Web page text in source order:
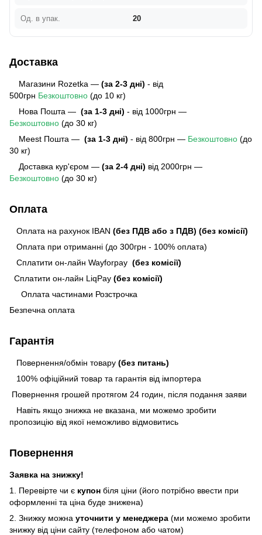
Од. в упак. 20
Доставка
Магазини Rozetka — (за 2-3 дні) - від
500грн Безкоштовно (до 10 кг)
Нова Пошта — (за 1-3 дні) - від 1000грн —
Безкоштовно (до 30 кг)
Meest Пошта — (за 1-3 дні) - від 800грн — Безкоштовно (до
30 кг)
Доставка кур'єром — (за 2-4 дні) від 2000грн —
Безкоштовно (до 30 кг)
Оплата
Оплата на рахунок IBAN (без ПДВ або з ПДВ) (без комісії)
Оплата при отриманні (до 300грн - 100% оплата)
Сплатити он-лайн Wayforpay (без комісії)
Сплатити он-лайн LiqPay (без комісії)
Оплата частинами Розстрочка
Безпечна оплата
Гарантія
Повернення/обмін товару (без питань)
100% офіційний товар та гарантія від імпортера
Повернення грошей протягом 24 годин, після подання заяви
Навіть якщо знижка не вказана, ми можемо зробити
пропозицію від якої неможливо відмовитись
Повернення
Заявка на знижку!
1. Перевірте чи є купон біля ціни (його потрібно ввести при
оформленні та ціна буде знижена)
2. Знижку можна уточнити у менеджера (ми можемо зробити
знижку від ціни сайту (телефоном або чатом)